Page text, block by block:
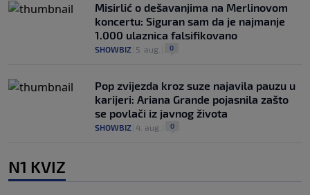
Misirlić o dešavanjima na Merlinovom
koncertu: Siguran sam da je najmanje
1.000 ulaznica falsifikovano
SHOWBIZ 5. aug. 0
Pop zvijezda kroz suze najavila pauzu u
karijeri: Ariana Grande pojasnila zašto
se povlači iz javnog života
SHOWBIZ 4. aug. 0
N1 KVIZ